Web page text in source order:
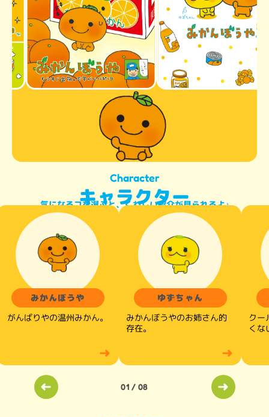
Character
キャラクター
気になるコを選ぶと、くわしい紹介が見られるよ♪
みかんぼうや
がんばりやの温州みかん。
ゆずちゃん
みかんぼうやのお姉さん的
存在。
クー
くな
01 / 08